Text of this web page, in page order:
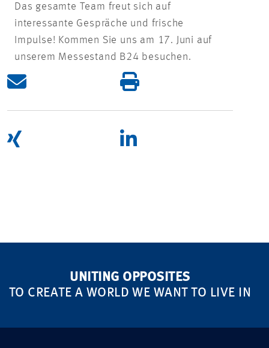
Das gesamte Team freut sich auf
interessante Gespräche und frische
Impulse! Kommen Sie uns am 17. Juni auf
unserem Messestand B24 besuchen.
UNITING OPPOSITES
TO CREATE A WORLD WE WANT TO LIVE IN